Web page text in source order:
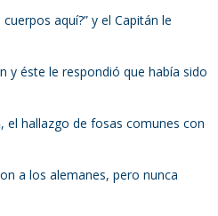
aquí?” y el Capitán le
y éste le respondió que había sido
, el hallazgo de fosas comunes con
a los alemanes, pero nunca